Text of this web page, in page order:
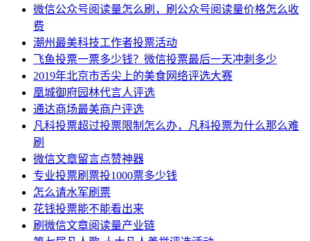
微信公众号阅读量怎么刷，刷公众号阅读量价格怎么收
费
潮州最美科技工作者投票活动
飞鱼投票一票多少钱？微信投票最后一天冲刺多少
2019年北京市舌尖上的美食网络评选大赛
凰城御府园林代言人评选
通达商场最美商户评选
凡科投票超过投票限制怎么办，凡科投票为什么那么难
刷
微信文章留言点赞神器
专业投票刷票投1000票多少钱
怎么请水军刷票
花钱投票能不能看出来
刷微信文章阅读量产业链